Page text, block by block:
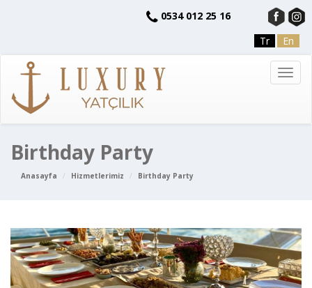
0534 012 25 16
Tr
En
Birthday Party
Anasayfa Hizmetlerimiz Birthday Party